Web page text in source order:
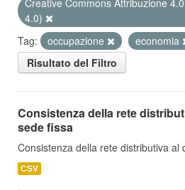
Creative Commons Attribuzione
4.0)
Tag:
occupazione economia
Risultato del Filtro
Consistenza della rete
sede fissa
Consistenza della rete distributiva al
CSV